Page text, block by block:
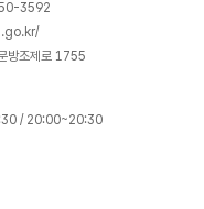
3592
방조제로 1755
/ 20:00~20:30